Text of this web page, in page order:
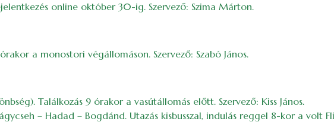
online október 30-ig. Szervező: Szima Márton.
a monostori végállomáson. Szervező: Szabó János.
Találkozás 9 órakor a vasútállomás előtt. Szervező: Kiss János.
– Hadad – Bogdánd. Utazás kisbusszal, indulás reggel 8-kor a volt